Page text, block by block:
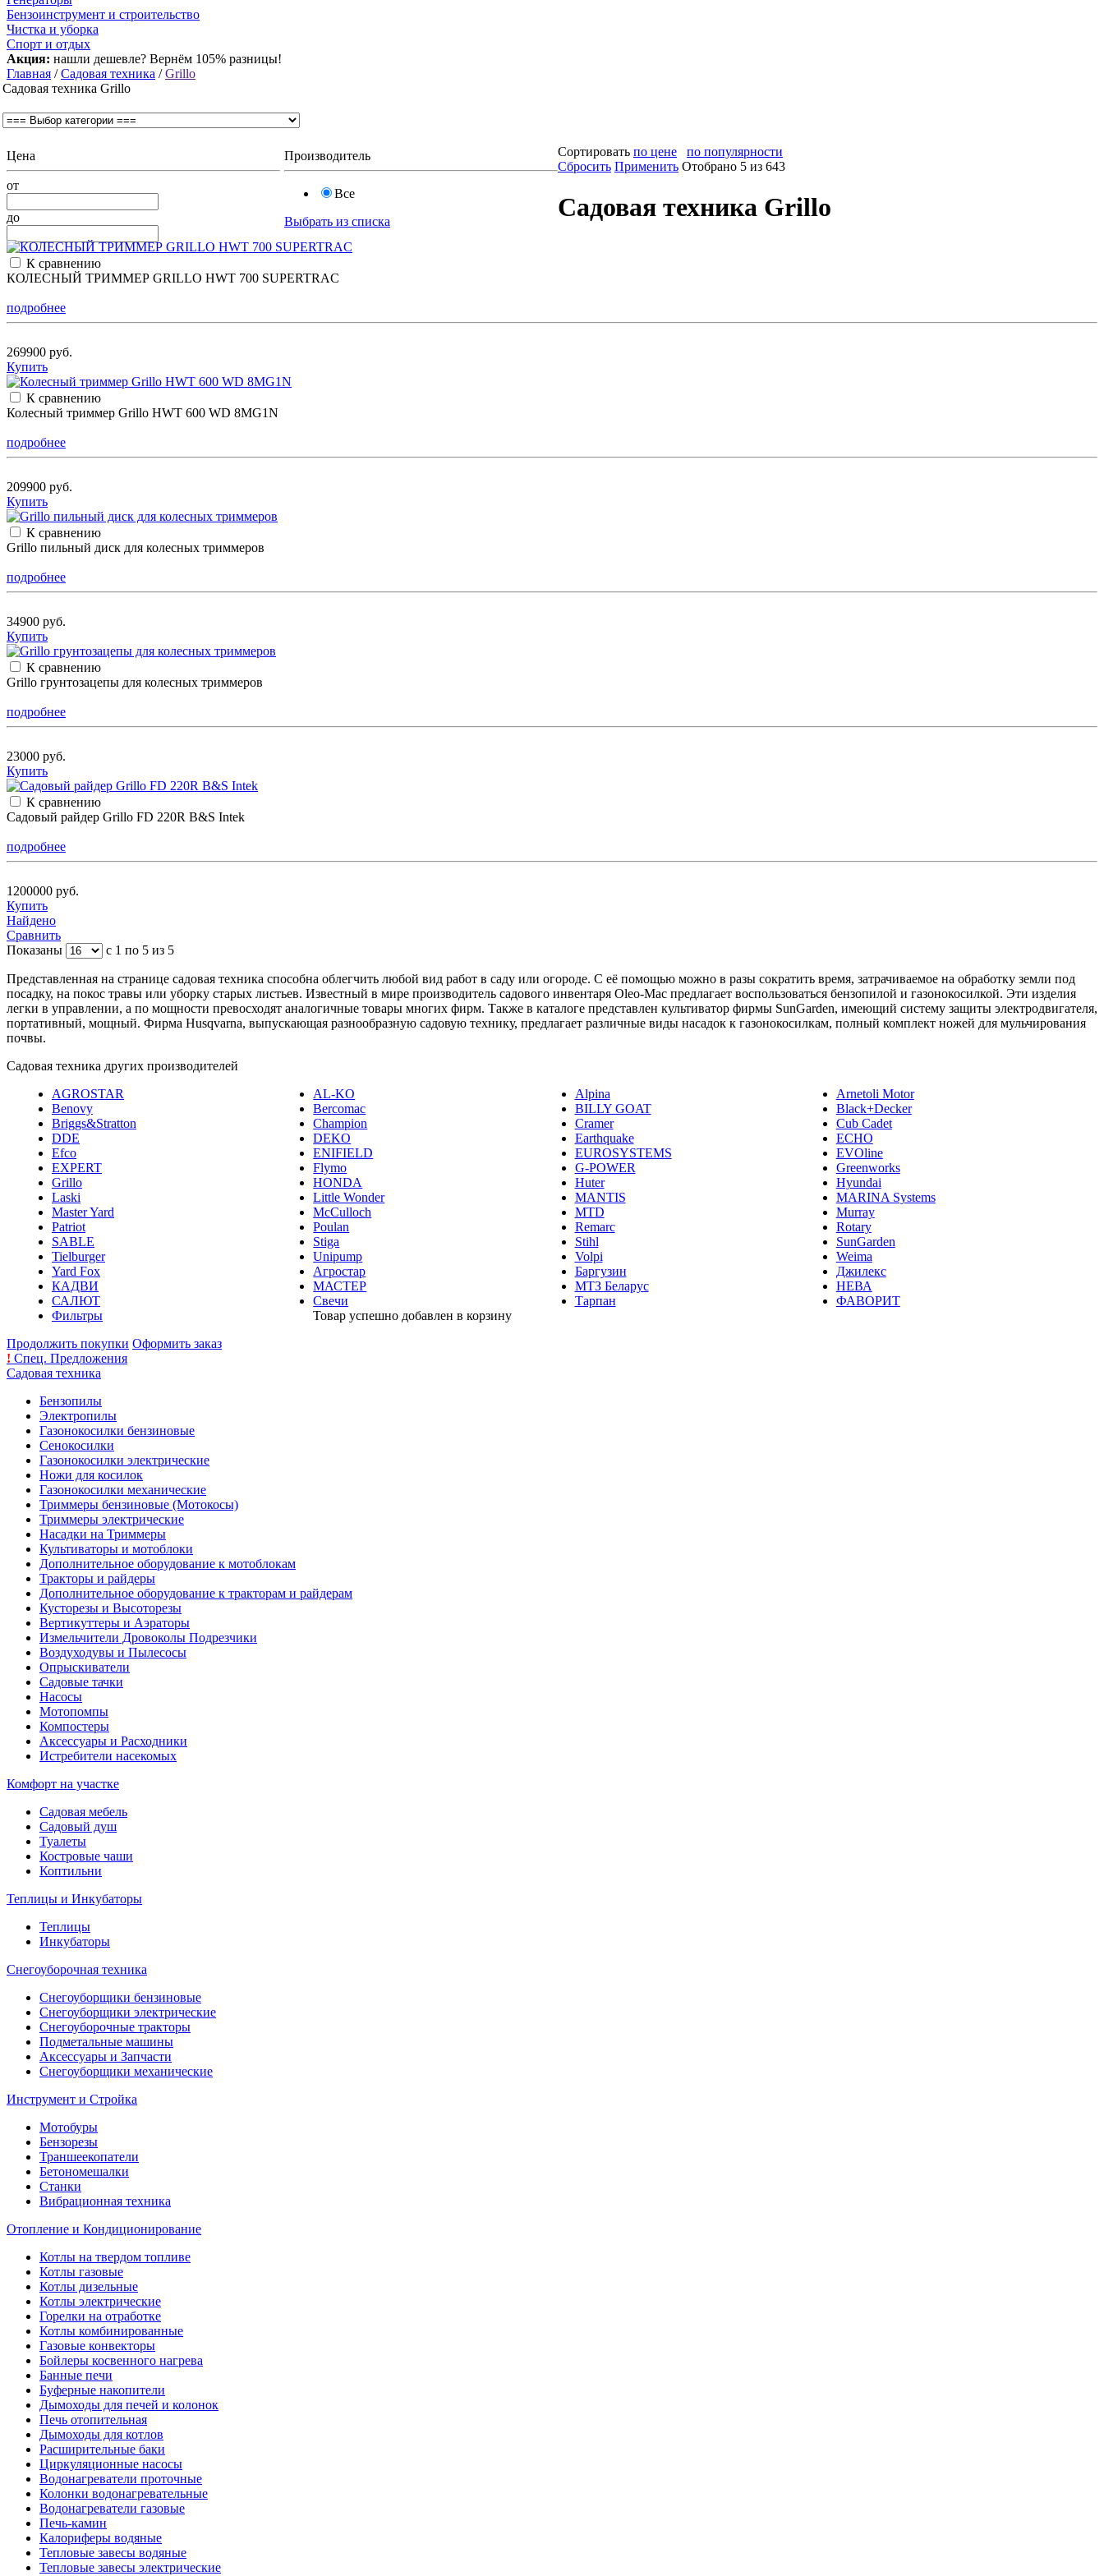
Бензоинструмент и строительство
Чистка и уборка
Спорт и отдых
Акция: нашли дешевле? Вернём 105% разницы!
Главная /Садовая техника /Grillo
Садовая техника Grillo
Цена
от
до
Производитель
Все
Выбрать из списка
Сортировать по цене
по популярности
Сбросить Применить Отобрано 5 из 643
Садовая техника Grillo
К сравнению
КОЛЕСНЫЙ ТРИММЕР GRILLO HWT 700 SUPERTRAC
подробнее
269900 руб.
Купить
К сравнению
Колесный триммер Grillo HWT 600 WD 8MG1N
подробнее
209900 руб.
Купить
К сравнению
Grillo пильный диск для колесных триммеров
подробнее
34900 руб.
Купить
К сравнению
Grillo грунтозацепы для колесных триммеров
подробнее
23000 руб.
Купить
К сравнению
Садовый райдер Grillo FD 220R B&S Intek
подробнее
1200000 руб.
Купить
Найдено
Сравнить
Показаны
с 1 по 5 из 5
Представленная на странице садовая техника способна облегчить любой вид работ в саду или огороде. С её помощью можно в разы сократить время, затрачиваемое на обработку земли под
посадку, на покос травы или уборку старых листьев. Известный в мире производитель садового инвентаря Oleo-Mac предлагает воспользоваться бензопилой и газонокосилкой. Эти изделия
легки в управлении, а по мощности превосходят аналогичные товары многих фирм. Также в каталоге представлен культиватор фирмы SunGarden, имеющий систему защиты электродвигателя,
портативный, мощный. Фирма Husqvarna, выпускающая разнообразную садовую технику, предлагает различные виды насадок к газонокосилкам, полный комплект ножей для мульчирования
почвы.
Садовая техника других производителей
AGROSTAR
AL-KO Alpina
Arnetoli Motor
Benovy
Bercomac BILLY GOAT
Black+Decker
Briggs&Stratton
Champion Cramer
Cub Cadet
DDE
DEKO Earthquake
ECHO
Efco
ENIFIELD EUROSYSTEMS
EVOline
EXPERT
Flymo G-POWER
Greenworks
Grillo
HONDA Huter
Hyundai
Laski
Little Wonder MANTIS
MARINA Systems
Master Yard
McCulloch MTD
Murray
Patriot
Poulan Remarc
Rotary
SABLE
Stiga Stihl
SunGarden
Tielburger
Unipump Volpi
Weima
Yard Fox
Агростар Баргузин
Джилекс
КАДВИ
МАСТЕР МТЗ Беларус
НЕВА
САЛЮТ
Свечи Тарпан
ФАВОРИТ
Фильтры
Товар успешно добавлен в корзину
Продолжить покупки Оформить заказ
! Спец. Предложения
Садовая техника
Бензопилы
Электропилы
Газонокосилки бензиновые
Сенокосилки
Газонокосилки электрические
Ножи для косилок
Газонокосилки механические
Триммеры бензиновые (Мотокосы)
Триммеры электрические
Насадки на Триммеры
Культиваторы и мотоблоки
Дополнительное оборудование к мотоблокам
Тракторы и райдеры
Дополнительное оборудование к тракторам и райдерам
Кусторезы и Высоторезы
Вертикуттеры и Аэраторы
Измельчители Дровоколы Подрезчики
Воздуходувы и Пылесосы
Опрыскиватели
Садовые тачки
Насосы
Мотопомпы
Компостеры
Аксессуары и Расходники
Истребители насекомых
Комфорт на участке
Садовая мебель
Садовый душ
Туалеты
Костровые чаши
Коптильни
Теплицы и Инкубаторы
Теплицы
Инкубаторы
Снегоуборочная техника
Снегоуборщики бензиновые
Снегоуборщики электрические
Снегоуборочные тракторы
Подметальные машины
Аксессуары и Запчасти
Снегоуборщики механические
Инструмент и Стройка
Мотобуры
Бензорезы
Траншеекопатели
Бетономешалки
Станки
Вибрационная техника
Отопление и Кондиционирование
Котлы на твердом топливе
Котлы газовые
Котлы дизельные
Котлы электрические
Горелки на отработке
Котлы комбинированные
Газовые конвекторы
Бойлеры косвенного нагрева
Банные печи
Буферные накопители
Дымоходы для печей и колонок
Печь отопительная
Дымоходы для котлов
Расширительные баки
Циркуляционные насосы
Водонагреватели проточные
Колонки водонагревательные
Водонагреватели газовые
Печь-камин
Калориферы водяные
Тепловые завесы водяные
Тепловые завесы электрические